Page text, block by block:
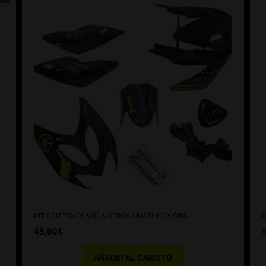
KIT ADHESIVOS VOCA AEROX AMARILLO Y GRIS
45,00€